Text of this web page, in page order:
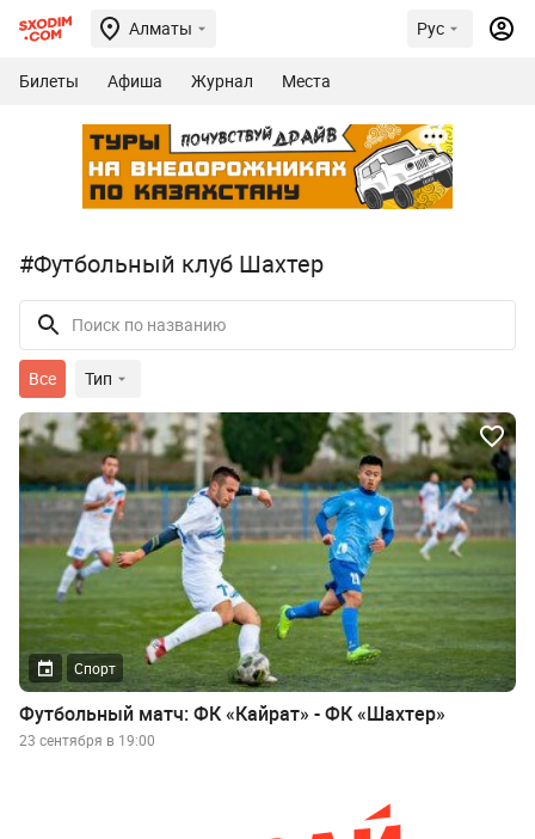
Алматы Рус
Билеты Афиша Журнал Места
#Футбольный клуб Шахтер
Все Тип
Спорт
Футбольный матч: ФК «Кайрат» - ФК «Шахтер»
23 сентября в 19:00